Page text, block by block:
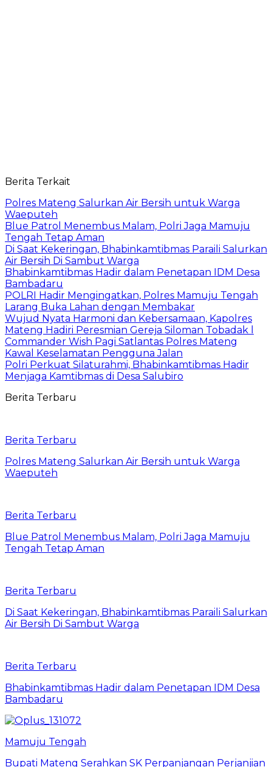
Berita Terkait
Polres Mateng Salurkan Air Bersih untuk Warga
Waeputeh
Blue Patrol Menembus Malam, Polri Jaga Mamuju
Tengah Tetap Aman
Di Saat Kekeringan, Bhabinkamtibmas Paraili Salurkan
Air Bersih Di Sambut Warga
Bhabinkamtibmas Hadir dalam Penetapan IDM Desa
Bambadaru
POLRI Hadir Mengingatkan, Polres Mamuju Tengah
Larang Buka Lahan dengan Membakar
Wujud Nyata Harmoni dan Kebersamaan, Kapolres
Mateng Hadiri Peresmian Gereja Siloman Tobadak l
Commander Wish Pagi Satlantas Polres Mateng
Kawal Keselamatan Pengguna Jalan
Polri Perkuat Silaturahmi, Bhabinkamtibmas Hadir
Menjaga Kamtibmas di Desa Salubiro
Berita Terbaru
Berita Terbaru
Polres Mateng Salurkan Air Bersih untuk Warga
Waeputeh
Berita Terbaru
Blue Patrol Menembus Malam, Polri Jaga Mamuju
Tengah Tetap Aman
Berita Terbaru
Di Saat Kekeringan, Bhabinkamtibmas Paraili Salurkan
Air Bersih Di Sambut Warga
Berita Terbaru
Bhabinkamtibmas Hadir dalam Penetapan IDM Desa
Bambadaru
Mamuju Tengah
Bupati Mateng Serahkan SK Perpanjangan Perjanjian